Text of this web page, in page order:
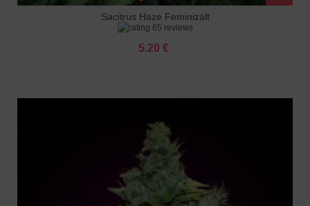
Sacitrus Haze Feminizált
65 reviews
5.20 €